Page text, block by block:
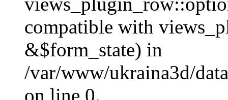
compatible with
&$form_state) in
/var/www/ukraina3d/
on line 0.